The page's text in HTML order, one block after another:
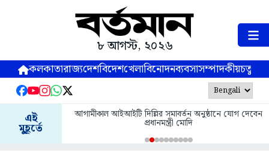
৮ আগস্ট, ২০২৬
কলকাতারাজ্যদেশবিদেশখেলাবিনোদনব্যবসাসম্পাদকীয়
এই
মুহূর্তে
আগামীকাল আইআইটি দিল্লির সমাবর্তন অনুষ্ঠানে যোগ দেবেন
প্রধানমন্ত্রী মোদি